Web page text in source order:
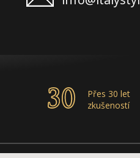
Přes 30 let
zkušeností